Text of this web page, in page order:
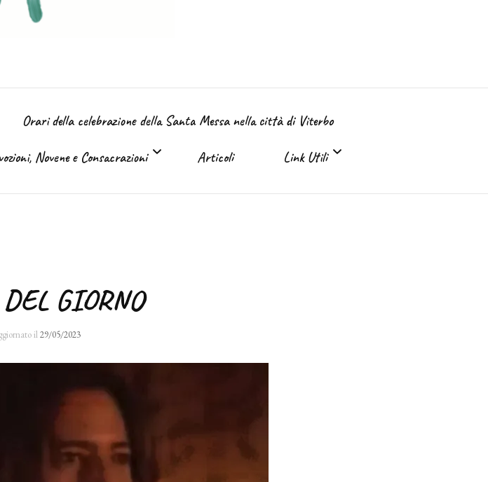
Orari della celebrazione della Santa Messa nella città di Viterbo
Novene e Consacrazioni
Sacro Manto
Novena al Volto Santo
Articoli Link Utili
GIORNO
il29/05/2023